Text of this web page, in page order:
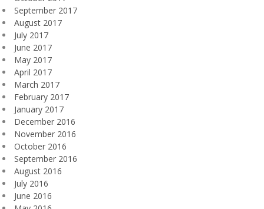
September 2017
August 2017
July 2017
June 2017
May 2017
April 2017
March 2017
February 2017
January 2017
December 2016
November 2016
October 2016
September 2016
August 2016
July 2016
June 2016